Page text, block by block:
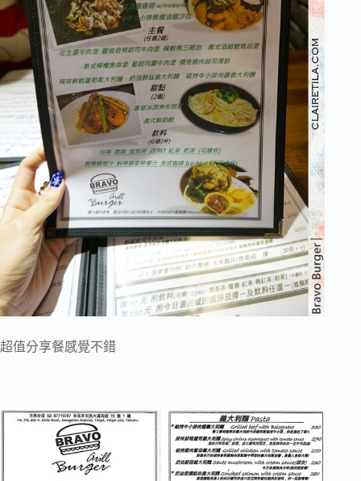
超值分享餐感覺不錯